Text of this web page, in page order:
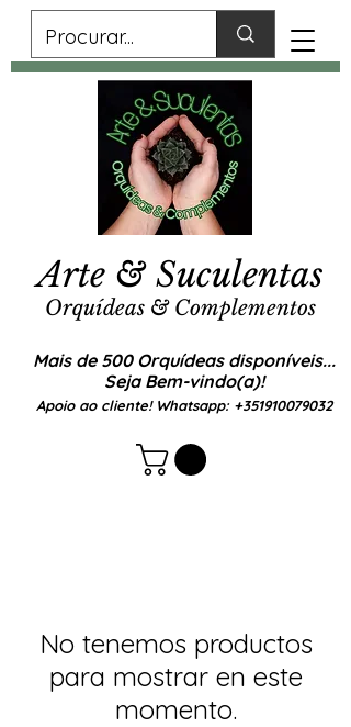
Mais de 500 Orquídeas disponíveis...
Seja Bem-vindo(a)!
Apoio ao cliente! Whatsapp: +351910079032
Arte & Suculentas
Orquídeas & Complementos
No tenemos productos
para mostrar en este
momento.